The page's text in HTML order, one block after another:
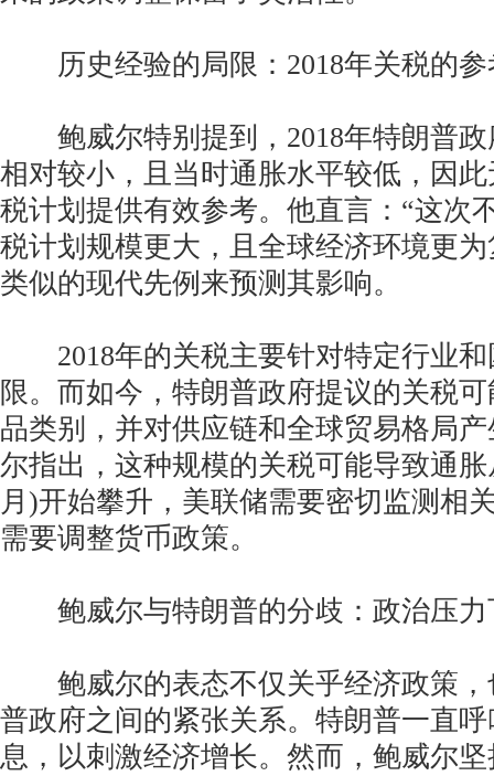
历史经验的局限：2018年关税的参
鲍威尔特别提到，2018年特朗普政
相对较小，且当时通胀水平较低，因
税计划提供有效参考。他直言：“这次
税计划规模更大，且全球经济环境更
类似的现代先例来预测其影响。
2018年的关税主要针对特定行业和
限。而如今，特朗普政府提议的关税
品类别，并对供应链和全球贸易格局
尔指出，这种规模的关税可能导致通
月)开始攀升，美联储需要密切监测相
需要调整货币政策。
鲍威尔与特朗普的分歧：政治压力
鲍威尔的表态不仅关乎经济政策，
普政府之间的紧张关系。特朗普一直
息，以刺激经济增长。然而，鲍威尔